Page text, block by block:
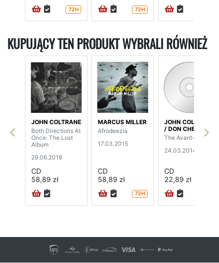
72H 72H
KUPUJĄCY TEN PRODUKT WYBRALI RÓWNIEŻ
JOHN COLTRANE
Both Directions At
Once: The Lost
Album
29.06.2018
CD
58,89 zł
MARCUS MILLER
Afrodeezia
17.03.2015
CD
58,89 zł
72H
JOHN COLTRANE
/ DON CHERRY
The Avant-Garde
24.03.2014
CD
22,89 zł